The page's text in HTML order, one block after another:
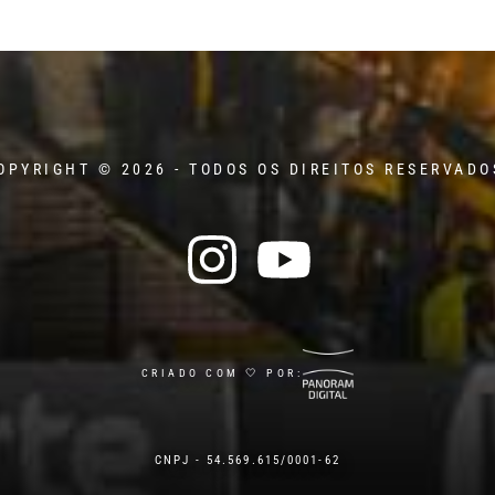
© 2026 - TODOS OS DIREITOS
CRIADO COM 🤍 POR:
CNPJ - 54.569.615/0001-62